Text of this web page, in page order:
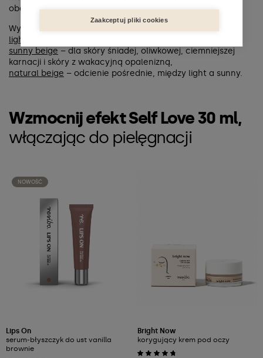
obciążysz skórę.
Wybierz swój odcień:
light beige
sunny beige – dla skóry śniadej, oliwkowej, ciemniejszej
karnacji i skóry z wakacyjną opalenizną,
natural beige – odcienie pośrednie, między light a sunny.
Wzmocnij efekt Self Love 30 ml,
włączając do pielęgnacji
NOWOŚĆ
Lips On
serum-błyszczyk do ust vanilla
brownie
Bright Now
korygujący krem pod oczy
Zaakceptuj pliki cookies